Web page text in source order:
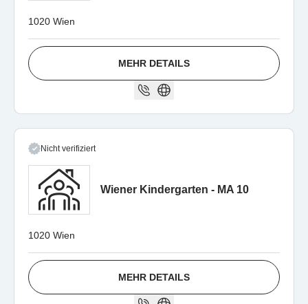
1020 Wien
MEHR DETAILS
Nicht verifiziert
Wiener Kindergarten - MA 10
1020 Wien
MEHR DETAILS